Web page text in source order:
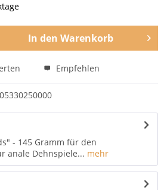
In den Warenkorb
Empfehlen
05330250000
- 145 Gramm für den
anale Dehnspiele... mehr